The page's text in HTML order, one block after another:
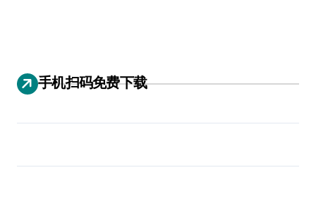
手机扫码免费下载